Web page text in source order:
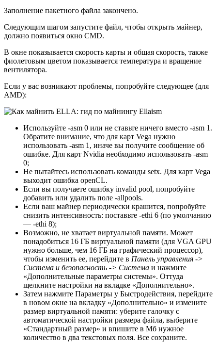
Заполнение пакетного файла закончено.
Следующим шагом запустите файл, чтобы открыть майнер,
должно появиться окно CMD.
В окне показывается скорость карты и общая скорость, также
фиолетовым цветом показывается температура и вращение
вентилятора.
Если у вас возникают проблемы, попробуйте следующее (для
AMD):
Используйте -asm 0 или не ставьте ничего вместо -asm 1.
Обратите внимание, что для карт Vega нужно
использовать -asm 1, иначе вы получите сообщение об
ошибке. Для карт Nvidia необходимо использовать -asm
0;
Не пытайтесь использовать команды setx. Для карт Vega
выходит ошибка openCL.
Если вы получаете ошибку invalid pool, попробуйте
добавить или удалить поле -allpools.
Если ваш майнер периодически крашится, попробуйте
снизить интенсивность: поставьте -ethi 6 (по умолчанию
— -ethi 8);
Возможно, не хватает виртуальной памяти. Может
понадобиться 16 ГБ виртуальной памяти (для VGA GPU
нужно больше, чем 16 ГБ на графический процессор),
чтобы изменить ее, перейдите в Панель управления ->
Система и безопасность -> Система и нажмите
«Дополнительные параметры системы». Оттуда
щелкните настройки на вкладке «Дополнительно».
Затем нажмите Параметры у Быстродействия, перейдите
в новом окне на вкладку «Дополнительно» и измените
размер виртуальной памяти: уберите галочку с
автоматической настройки размера файла, выберите
«Стандартный размер» и впишите в Мб нужное
количество в два текстовых поля. Все сохраните.